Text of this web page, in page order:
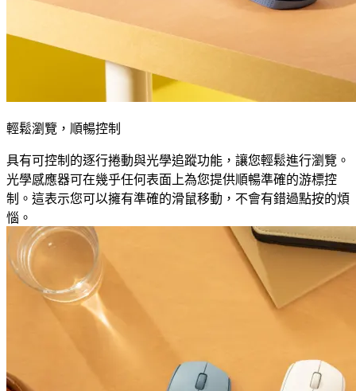
輕鬆瀏覽，順暢控制
具有可控制的逐行捲動與光學追蹤功能，讓您輕鬆進行瀏覽。
光學感應器可在幾乎任何表面上為您提供順暢準確的游標控
制。這表示您可以擁有準確的滑鼠移動，不會有錯過點按的煩
惱。